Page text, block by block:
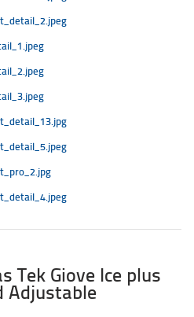
Tek Giove Ice plus
Adjustable